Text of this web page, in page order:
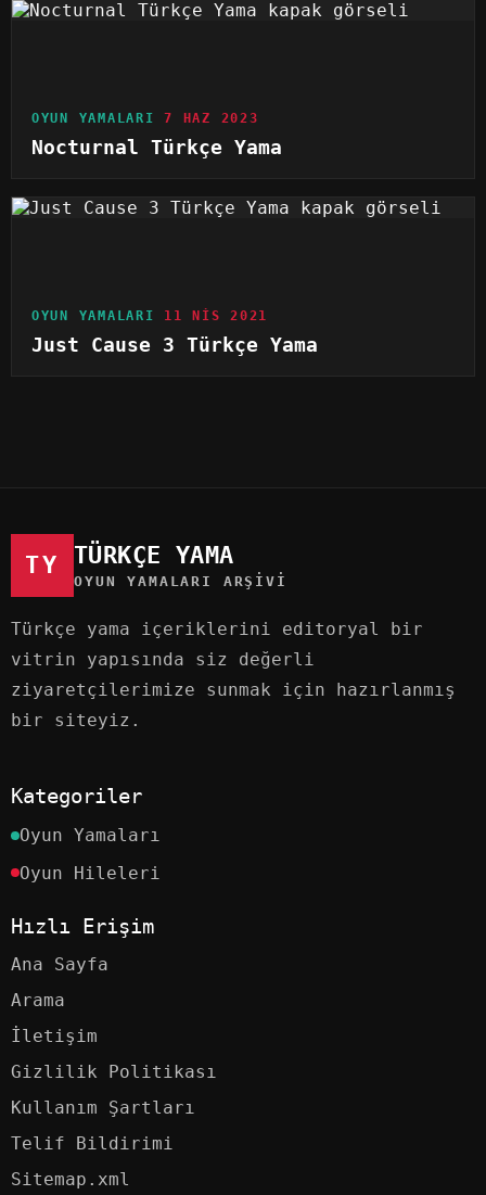
OYUN YAMALARI 7 HAZ 2023
Nocturnal Türkçe Yama
OYUN YAMALARI 11 NIS 2021
Just Cause 3 Türkçe Yama
TY TÜRKÇE YAMA
OYUN YAMALARI ARŞIVI
Türkçe yama içeriklerini editoryal bir
vitrin yapısında siz değerli
ziyaretçilerimize sunmak için hazırlanmış
bir siteyiz.
Kategoriler
Oyun Yamaları
Oyun Hileleri
Hızlı Erişim
Ana Sayfa
Arama
İletişim
Gizlilik Politikası
Kullanım Şartları
Telif Bildirimi
Sitemap.xml